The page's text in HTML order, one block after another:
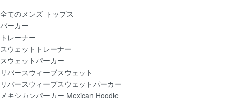
全てのメンズ トップス
パーカー
トレーナー
スウェットトレーナー
スウェットパーカー
リバースウィーブスウェット
リバースウィーブスウェットパーカー
メキシカンパーカー Mexican Hoodie